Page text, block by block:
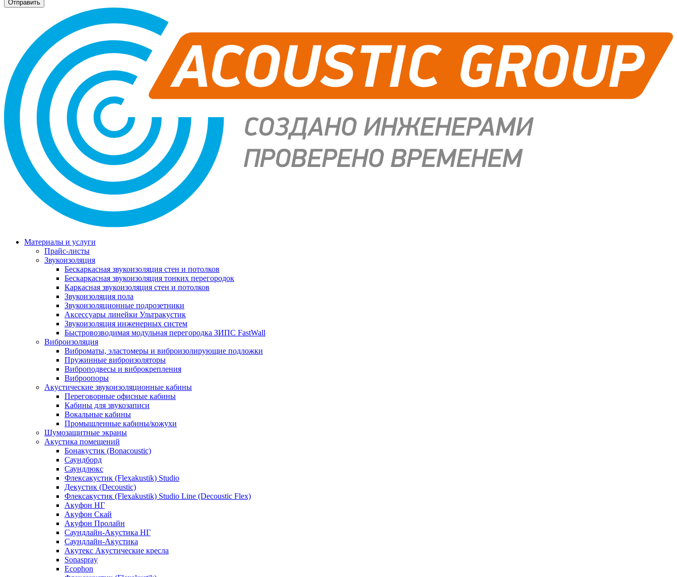
Материалы и услуги
Прайс-листы
Звукоизоляция
Бескаркасная звукоизоляция стен и потолков
Бескаркасная звукоизоляция тонких перегородок
Каркасная звукоизоляция стен и потолков
Звукоизоляция пола
Звукоизоляционные подрозетники
Аксессуары линейки Ультракустик
Звукоизоляция инженерных систем
Быстровозводимая модульная перегородка ЗИПС FastWall
Виброизоляция
Виброматы, эластомеры и виброизолирующие подложки
Пружинные виброизоляторы
Виброподвесы и виброкрепления
Виброопоры
Акустические звукоизоляционные кабины
Переговорные офисные кабины
Кабины для звукозаписи
Вокальные кабины
Промышленные кабины/кожухи
Шумозащитные экраны
Акустика помещений
Бонакустик (Bonacoustic)
Саундборд
Саундлюкс
Флексакустик (Flexakustik) Studio
Декустик (Decoustic)
Флексакустик (Flexakustik) Studio Line (Decoustic Flex)
Акуфон НГ
Акуфон Скай
Акуфон Пролайн
Саундлайн-Акустика НГ
Саундлайн-Акустика
Акутекс Акустические кресла
Sonaspray
Ecophon